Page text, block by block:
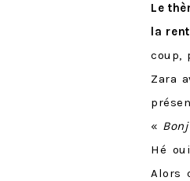
Le
la
coup,
Zara
«
Hé
Alors